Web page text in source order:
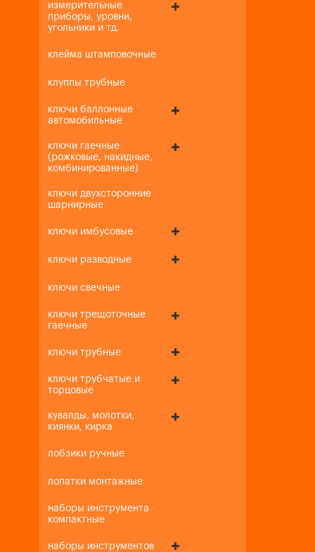
измерительные
приборы, уровни,
угольники и тд.
клейма штамповочные
клуппы трубные
ключи баллонные
автомобильные
ключи гаечные
(рожковые, накидные,
комбинированные)
ключи двухсторонние
шарнирные
ключи имбусовые
ключи разводные
ключи свечные
ключи трещоточные
гаечные
ключи трубные
ключи трубчатые и
торцовые
кувалды, молотки,
киянки, кирка
лобзики ручные
лопатки монтажные
наборы инструмента
компактные
наборы инструментов